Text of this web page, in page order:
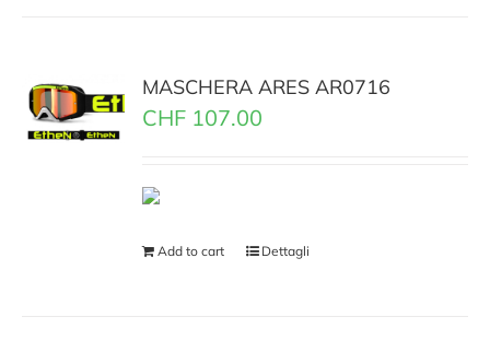
MASCHERA ARES AR0716
CHF 107.00
Add to cart Dettagli